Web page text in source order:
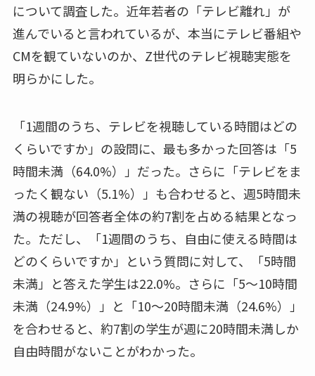
について調査した。近年若者の「テレビ離れ」が
進んでいると言われているが、本当にテレビ番組や
CMを観ていないのか、Z世代のテレビ視聴実態を
明らかにした。
「1週間のうち、テレビを視聴している時間はどの
くらいですか」の設問に、最も多かった回答は「5
時間未満（64.0%）」だった。さらに「テレビをま
ったく観ない（5.1%）」も合わせると、週5時間未
満の視聴が回答者全体の約7割を占める結果となっ
た。ただし、「1週間のうち、自由に使える時間は
どのくらいですか」という質問に対して、「5時間
未満」と答えた学生は22.0%。さらに「5～10時間
未満（24.9%）」と「10～20時間未満（24.6%）」
を合わせると、約7割の学生が週に20時間未満しか
自由時間がないことがわかった。